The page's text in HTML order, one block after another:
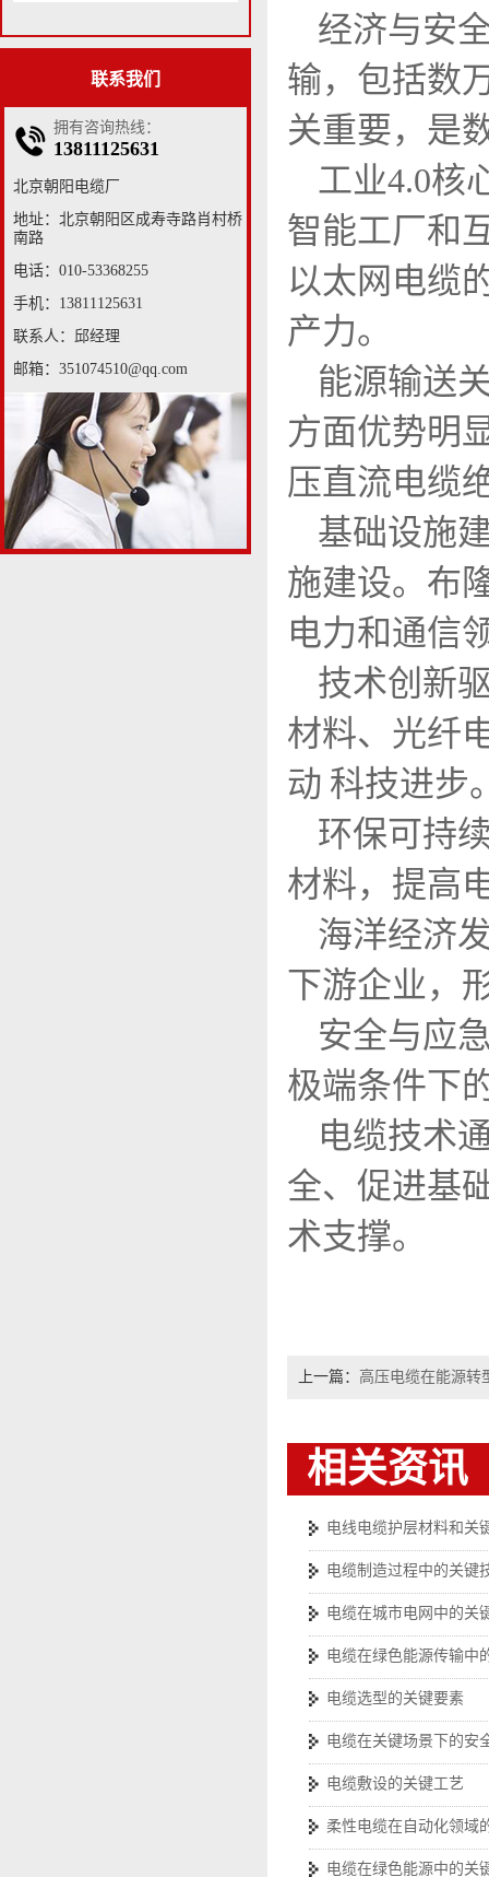
联系我们
拥有咨询热线：
13811125631
北京朝阳电缆厂
地址：北京朝阳区成寿寺路肖村桥
南路
电话：010-53368255
手机：13811125631
联系人：邱经理
邮箱：351074510@qq.com
经济与安
输，包括数
关重要，是
工业4.0核
智能工厂和
以太网电缆
产力。
能源输送
方面优势明
压直流电缆
基础设施
施建设。布
电力和通信
技术创新
材料、光纤
动 科技进步
环保可持
材料，提高
海洋经济
下游企业，
安全与应
极端条件下
电缆技术
全、促进基
术支撑。
上一篇： 高压电缆在能源转
相关资讯
电线电缆护层材料和关
电缆制造过程中的关键
电缆在城市电网中的关
电缆在绿色能源传输中
电缆选型的关键要素
电缆在关键场景下的安
电缆敷设的关键工艺
柔性电缆在自动化领域
电缆在绿色能源中的关